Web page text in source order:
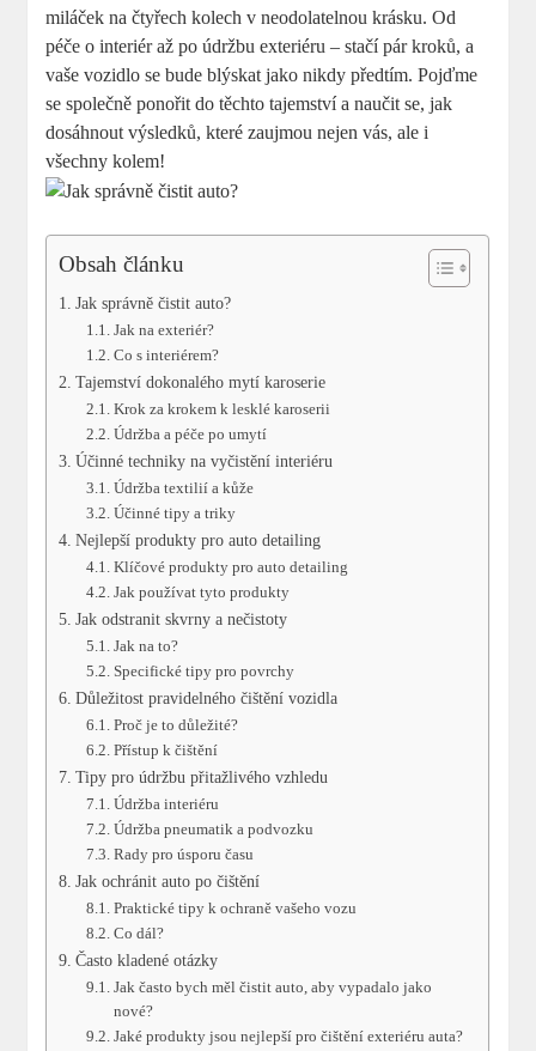
miláček na čtyřech kolech v neodolatelnou krásku. Od
péče o interiér až po údržbu exteriéru – stačí pár kroků, a
vaše vozidlo se bude blýskat jako nikdy předtím. Pojďme
se společně ponořit do těchto tajemství a naučit se, jak
dosáhnout výsledků, které zaujmou nejen vás, ale i
všechny kolem!
Obsah článku
Jak správně čistit auto?
Jak na exteriér?
Co s interiérem?
Tajemství dokonalého mytí karoserie
Krok za krokem k lesklé karoserii
Údržba a péče po umytí
Účinné techniky na vyčistění interiéru
Údržba textilií a kůže
Účinné tipy a triky
Nejlepší produkty pro auto detailing
Klíčové produkty pro auto detailing
Jak používat tyto produkty
Jak odstranit skvrny a nečistoty
Jak na to?
Specifické tipy pro povrchy
Důležitost pravidelného čištění vozidla
Proč je to důležité?
Přístup k čištění
Tipy pro údržbu přitažlivého vzhledu
Údržba interiéru
Údržba pneumatik a podvozku
Rady pro úsporu času
Jak ochránit auto po čištění
Praktické tipy k ochraně vašeho vozu
Co dál?
Často kladené otázky
Jak často bych měl čistit auto, aby vypadalo jako
nové?
Jaké produkty jsou nejlepší pro čištění exteriéru auta?